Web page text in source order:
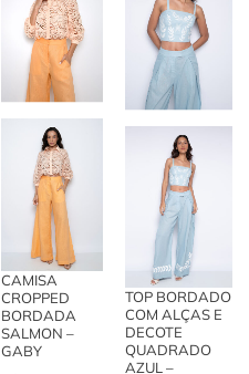
CAMISA
CROPPED
BORDADA
SALMON –
GABY
TOP BORDADO
COM ALÇAS E
DECOTE
QUADRADO
AZUL –